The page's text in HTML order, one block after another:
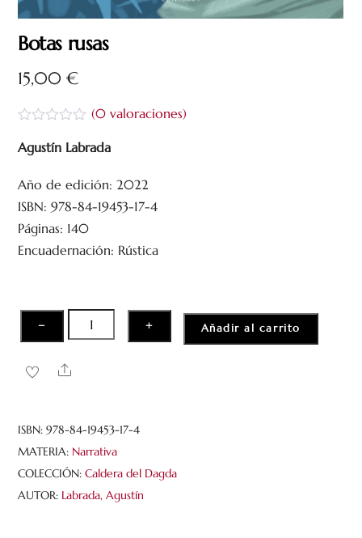
Botas rusas
15,00€
a
r
d
o
c
o
5
(0valoraciones)
Agustín Labrada
Año de edición: 2022
ISBN: 978-84-19453-17-4
Páginas: 140
Encuadernación: Rústica
−
Botas
rusas
cantidad
+ Añadir al carrito
Share
ISBN:978-84-19453-17-4
MATERIA: Narrativa
COLECCIÓN:Caldera del Dagda
AUTOR: Labrada, Agustín